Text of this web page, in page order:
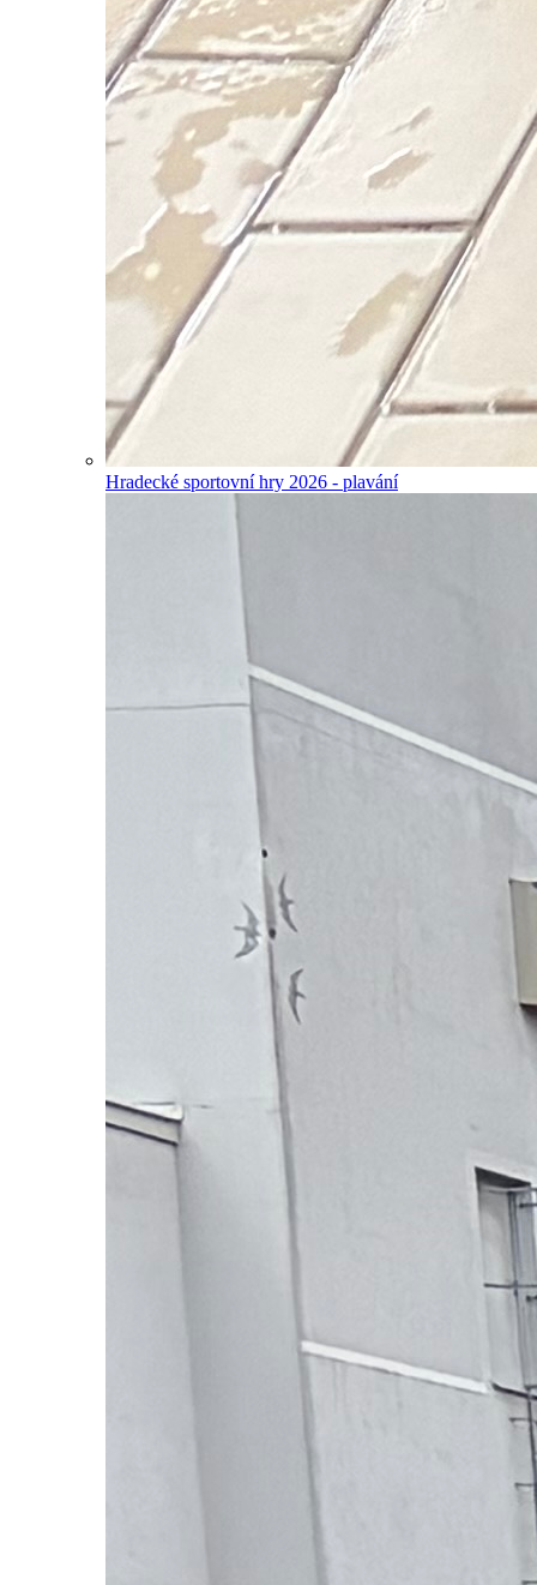
Hradecké sportovní hry 2026 - plavání